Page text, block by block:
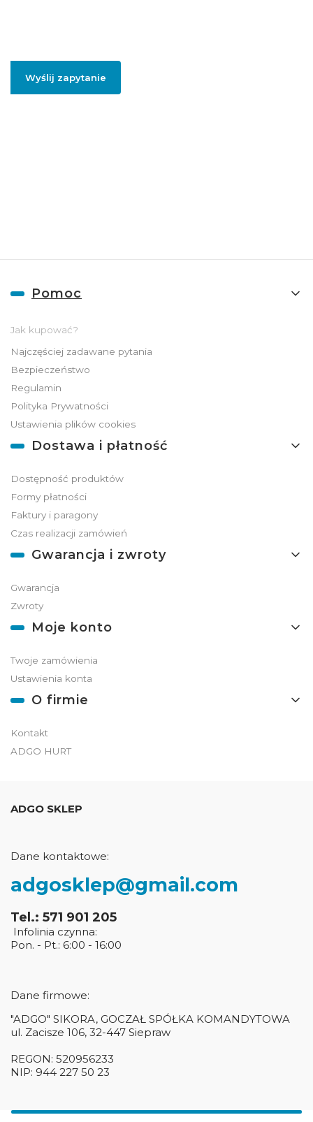
Wyślij zapytanie
Linki w stopce
Pomoc
Jak kupować?
Najczęściej zadawane pytania
Bezpieczeństwo
Regulamin
Polityka Prywatności
Ustawienia plików cookies
Dostawa i płatność
Dostępność produktów
Formy płatności
Faktury i paragony
Czas realizacji zamówień
Gwarancja i zwroty
Gwarancja
Zwroty
Moje konto
Twoje zamówienia
Ustawienia konta
O firmie
Kontakt
ADGO HURT
ADGO SKLEP
Dane kontaktowe:
adgosklep@gmail.com
Tel.: 571 901 205
Infolinia czynna:
Pon. - Pt.: 6:00 - 16:00
Dane firmowe:
"ADGO" SIKORA, GOCZAŁ SPÓŁKA KOMANDYTOWA
ul. Zacisze 106, 32-447 Siepraw
REGON: 520956233
NIP: 944 227 50 23